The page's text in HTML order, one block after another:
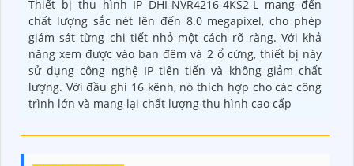
Thiết bị thu hình IP DHI-NVR4216-4KS2-L mang đến
chất lượng sắc nét lên đến 8.0 megapixel, cho phép
giám sát từng chi tiết nhỏ một cách rõ ràng. Với khả
năng xem được vào ban đêm và 2 ổ cứng, thiết bị này
sử dụng công nghệ IP tiên tiến và không giảm chất
lượng. Với đầu ghi 16 kênh, nó thích hợp cho các công
trình lớn và mang lại chất lượng thu hình cao cấp